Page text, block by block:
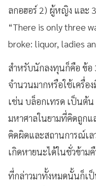
ลกอฮอร์ 2) ผู้หญิง และ
“There is only three
broke: liquor, ladies
สำหรับนักลงทุนก็คือ ข้อ
จำนวนมากหรือใช้เครื่อ
เช่น บล็อกเทรด เป็นต้
มหาศาลในยามที่คิดถูกแ
คิดผิดและสถานการณ์เล
เกิดหายนะได้ในชั่วข้าม
ที่กล่าวมาทั้งหมดนั้นก็เ